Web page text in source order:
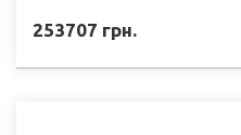
253707 грн.